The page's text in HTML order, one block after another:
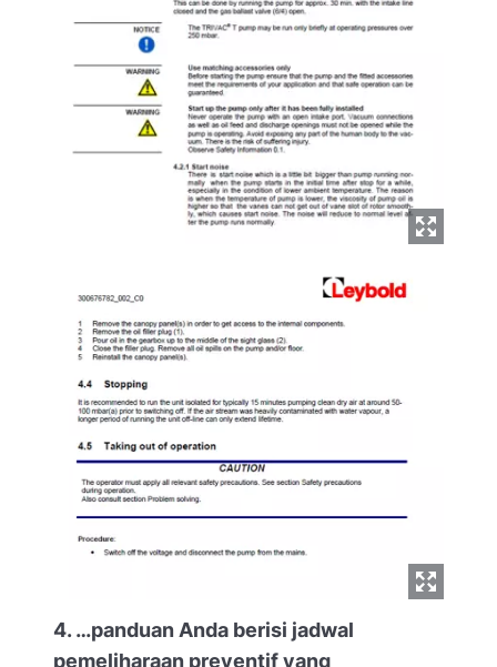
4. …panduan Anda berisi jadwal
pemeliharaan preventif yang